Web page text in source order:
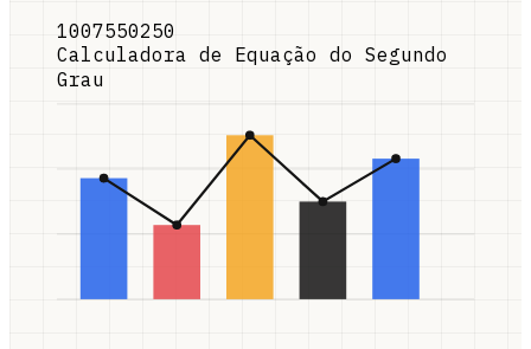
1007550250
Calculadora de Equação do Segundo
Grau